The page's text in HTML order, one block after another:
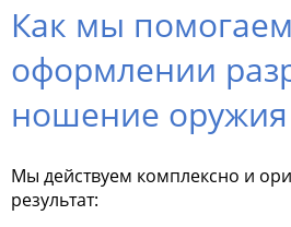
Как мы
оформлении
ношение оружия
Мы действуем комплексно и
результат: